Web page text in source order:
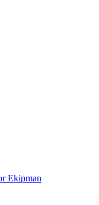
Ekipman